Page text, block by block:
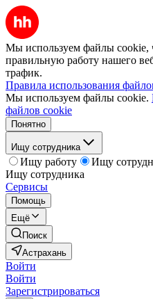
Мы используем файлы cookie,
правильную работу нашего
трафик.
Правила использования
Мы используем файлы cookie.
файлов cookie
Понятно
Ищу сотрудника
Ищу работу
Ищу
Ищу сотрудника
Сервисы
Помощь
Ещё
Поиск
Астрахань
Войти
Войти
Зарегистрироваться